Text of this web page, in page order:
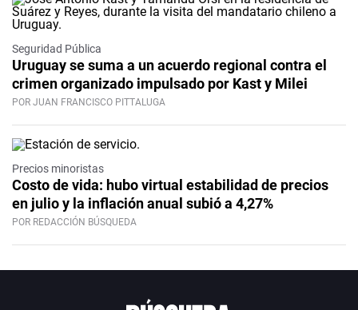
Seguridad Pública
Uruguay se suma a un acuerdo regional contra el
crimen organizado impulsado por Kast y Milei
POR JUAN FRANCISCO PITTALUGA
Precios minoristas
Costo de vida: hubo virtual estabilidad de precios
en julio y la inflación anual subió a 4,27%
POR REDACCIÓN BÚSQUEDA